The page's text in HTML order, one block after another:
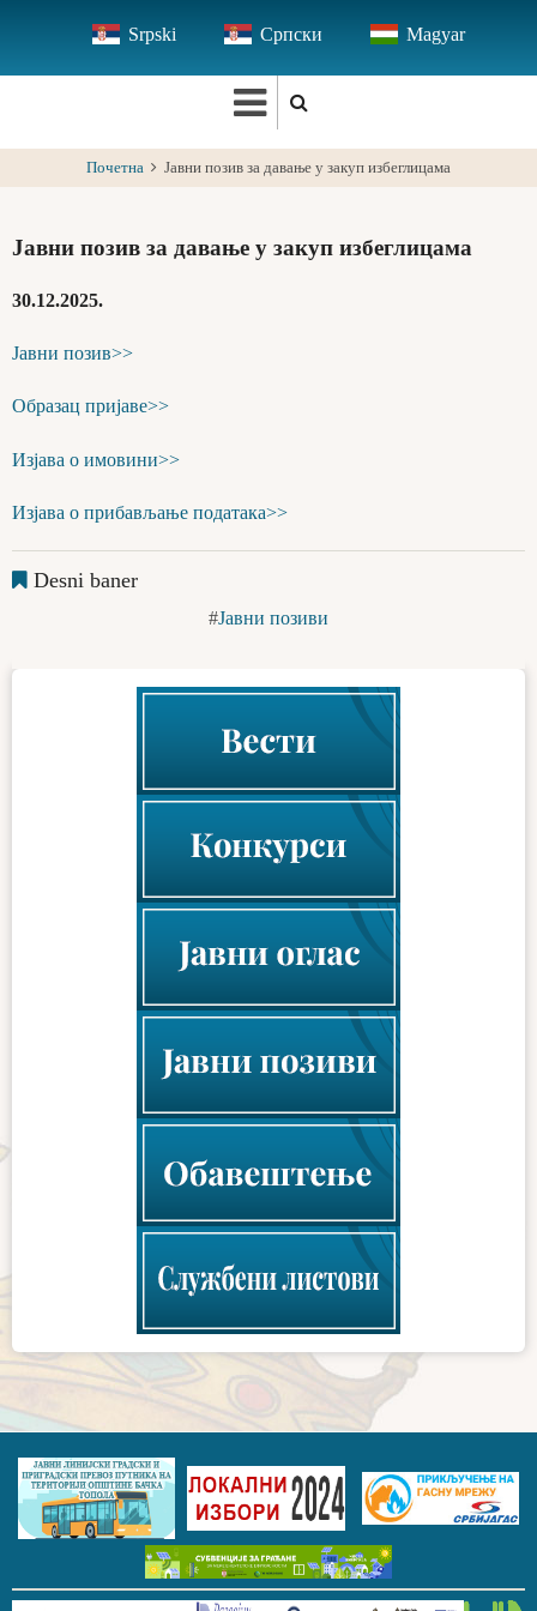
main
Srpski Српски Magyar
Почетна Јавни позив за давање у закуп избеглицама
Јавни позив за давање у закуп избеглицама
30.12.2025.
Јавни позив>>
Образац пријаве>>
Изјава о имовини>>
Изјава о прибављање података>>
Desni baner
Јавни позиви